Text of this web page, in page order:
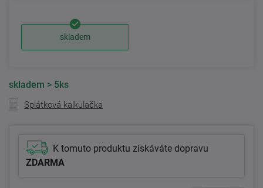
skladem
skladem > 5ks
Splátková kalkulačka
K tomuto produktu získáváte dopravu
ZDARMA